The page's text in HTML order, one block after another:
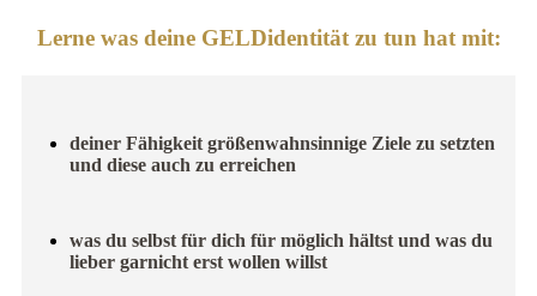
Lerne was deine GELDidentität zu tun hat mit:
deiner Fähigkeit größenwahnsinnige Ziele zu setzten
und diese auch zu erreichen
was du selbst für dich für möglich hältst und was du
lieber garnicht erst wollen willst